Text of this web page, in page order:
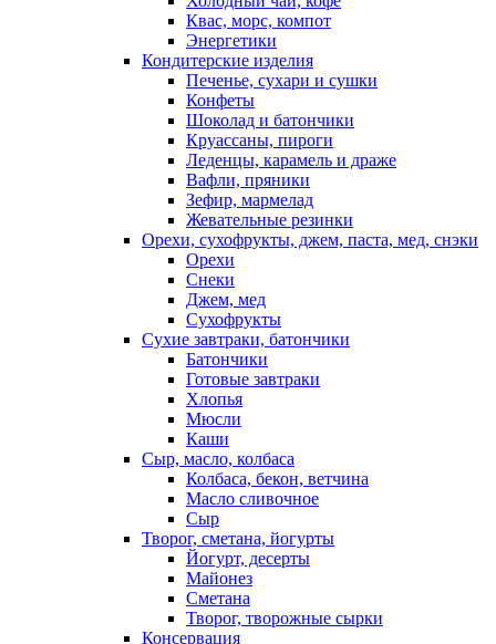
Квас, морс, компот
Энергетики
Кондитерские изделия
Печенье, сухари и сушки
Конфеты
Шоколад и батончики
Круассаны, пироги
Леденцы, карамель и драже
Вафли, пряники
Зефир, мармелад
Жевательные резинки
Орехи, сухофрукты, джем, паста, мед, снэки
Орехи
Снеки
Джем, мед
Сухофрукты
Сухие завтраки, батончики
Батончики
Готовые завтраки
Хлопья
Мюсли
Каши
Сыр, масло, колбаса
Колбаса, бекон, ветчина
Масло сливочное
Сыр
Творог, сметана, йогурты
Йогурт, десерты
Майонез
Сметана
Творог, творожные сырки
Консервация